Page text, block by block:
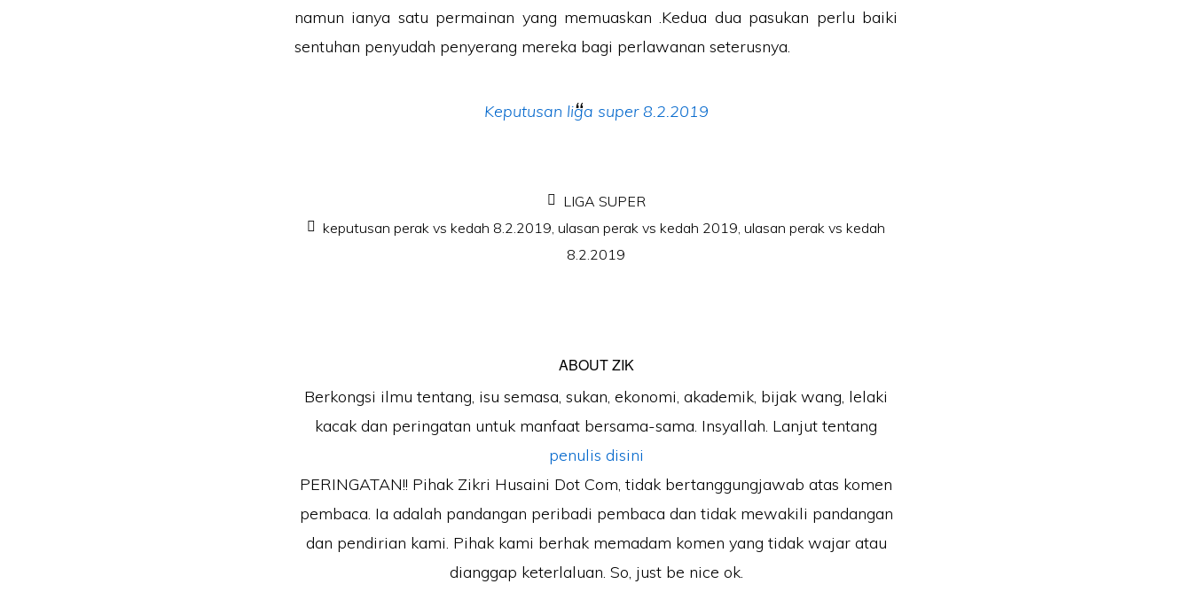
namun ianya satu permainan yang memuaskan .Kedua dua pasukan perlu baiki
sentuhan penyudah penyerang mereka bagi perlawanan seterusnya.
Keputusan liga super 8.2.2019
LIGA SUPER
keputusan perak vs kedah 8.2.2019, ulasan perak vs kedah 2019, ulasan perak vs kedah
8.2.2019
ABOUTZIK
Berkongsi ilmu tentang, isu semasa, sukan, ekonomi, akademik, bijak wang, lelaki
kacak dan peringatan untuk manfaat bersama-sama. Insyallah. Lanjut tentang
penulis disini
PERINGATAN!! Pihak Zikri Husaini Dot Com, tidak bertanggungjawab atas komen
pembaca. Ia adalah pandangan peribadi pembaca dan tidak mewakili pandangan
dan pendirian kami. Pihak kami berhak memadam komen yang tidak wajar atau
dianggap keterlaluan. So, just be nice ok.